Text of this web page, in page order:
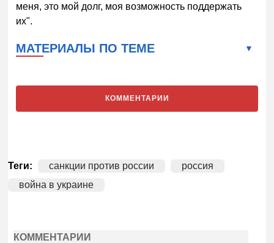
меня, это мой долг, моя возможность поддержать
их".
МАТЕРИАЛЫ ПО ТЕМЕ
КОММЕНТАРИИ
Теги: санкции против россии
россия
война в украине
КОММЕНТАРИИ